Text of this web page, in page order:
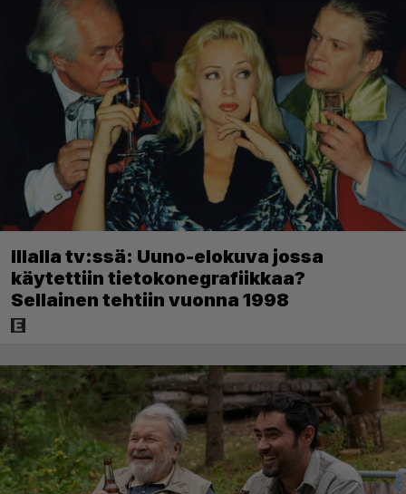
Illalla tv:ssä: Uuno-elokuva jossa
käytettiin tietokonegrafiikkaa?
Sellainen tehtiin vuonna 1998